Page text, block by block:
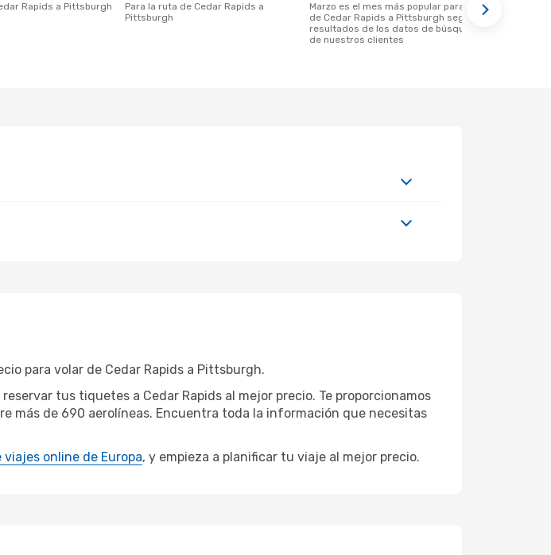
Rapids a Pittsburgh
Para la ruta de Cedar Rapids a
Pittsburgh
marzo es el mes más popular para volar
de Cedar Rapids a Pittsburgh según los
resultados de los datos de búsqueda
de nuestros clientes
para volar de Cedar Rapids a Pittsburgh.
tus tiquetes a Cedar Rapids al mejor precio. Te proporcionamos
más de 690 aerolíneas. Encuentra toda la información que necesitas
viajes online de Europa, y empieza a planificar tu viaje al mejor precio.